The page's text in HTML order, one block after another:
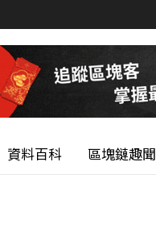
資料百科 區塊鏈趣聞